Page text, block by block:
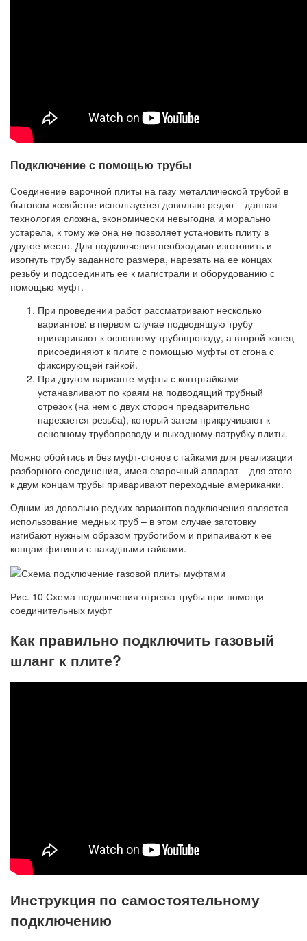
Подключение с помощью трубы
Соединение варочной плиты на газу металлической трубой в
бытовом хозяйстве используется довольно редко – данная
технология сложна, экономически невыгодна и морально
устарела, к тому же она не позволяет установить плиту в
другое место. Для подключения необходимо изготовить и
изогнуть трубу заданного размера, нарезать на ее концах
резьбу и подсоединить ее к магистрали и оборудованию с
помощью муфт.
При проведении работ рассматривают несколько
вариантов: в первом случае подводящую трубу
приваривают к основному трубопроводу, а второй конец
присоединяют к плите с помощью муфты от сгона с
фиксирующей гайкой.
При другом варианте муфты с контргайками
устанавливают по краям на подводящий трубный
отрезок (на нем с двух сторон предварительно
нарезается резьба), который затем прикручивают к
основному трубопроводу и выходному патрубку плиты.
Можно обойтись и без муфт-сгонов с гайками для реализации
разборного соединения, имея сварочный аппарат – для этого
к двум концам трубы приваривают переходные американки.
Одним из довольно редких вариантов подключения является
использование медных труб – в этом случае заготовку
изгибают нужным образом трубогибом и припаивают к ее
концам фитинги с накидными гайками.
Рис. 10 Схема подключения отрезка трубы при помощи
соединительных муфт
Как правильно подключить газовый
шланг к плите?
Инструкция по самостоятельному
подключению